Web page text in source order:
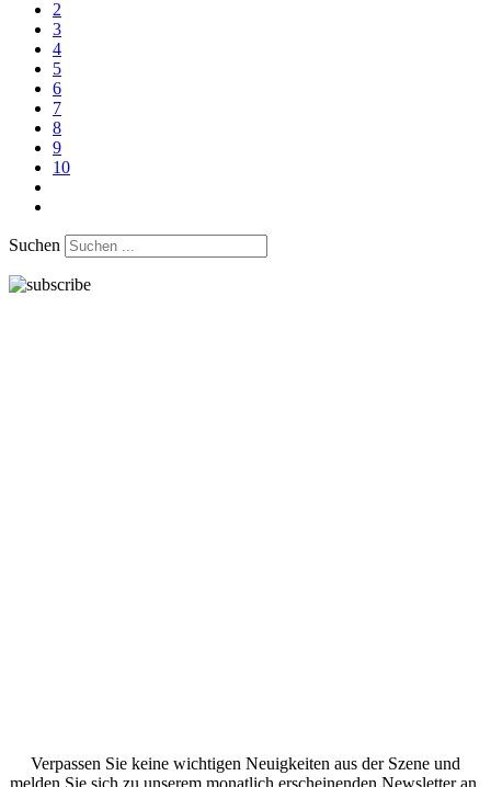
2
3
4
5
6
7
8
9
10
Suchen
Verpassen Sie keine wichtigen Neuigkeiten aus der Szene und